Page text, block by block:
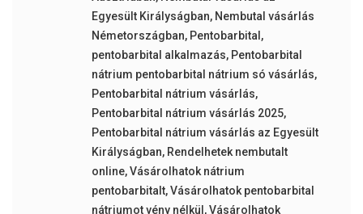
Egyesült Királyságban, Nembutal vásárlás
Németországban, Pentobarbital ,
pentobarbital alkalmazás, Pentobarbital
nátrium pentobarbital nátrium só vásárlás,
Pentobarbital nátrium vásárlás,
Pentobarbital nátrium vásárlás 2025,
Pentobarbital nátrium vásárlás az Egyesült
Királyságban, Rendelhetek nembutalt
online,Vásárolhatok nátrium
pentobarbitalt,Vásárolhatok pentobarbital
nátriumot vény nélkül ,Vásárolhatok